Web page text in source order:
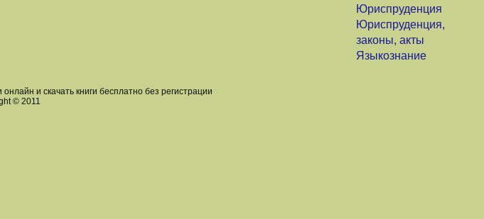
Юриспруденция
Юриспруденция,
законы, акты
Языкознание
и скачать книги бесплатно без регистрации
© 2011